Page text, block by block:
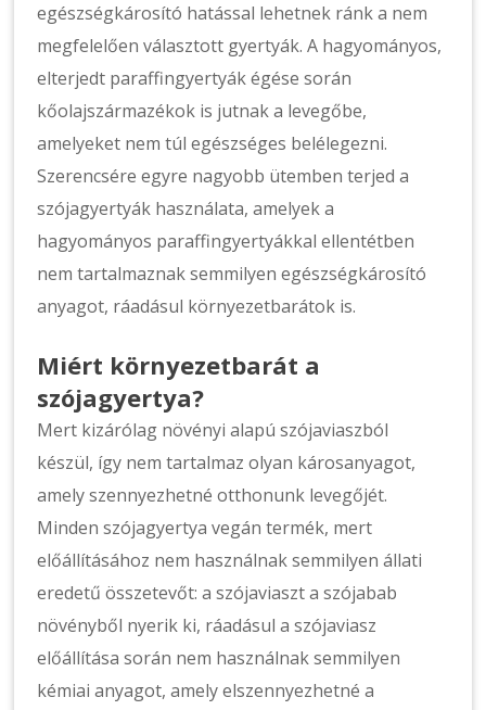
egészségkárosító hatással lehetnek ránk a nem
megfelelően választott gyertyák. A hagyományos,
elterjedt paraffingyertyák égése során
kőolajszármazékok is jutnak a levegőbe,
amelyeket nem túl egészséges belélegezni.
Szerencsére egyre nagyobb ütemben terjed a
szójagyertyák használata, amelyek a
hagyományos paraffingyertyákkal ellentétben
nem tartalmaznak semmilyen egészségkárosító
anyagot, ráadásul környezetbarátok is.
Miért környezetbarát a
szójagyertya?
Mert kizárólag növényi alapú szójaviaszból
készül, így nem tartalmaz olyan károsanyagot,
amely szennyezhetné otthonunk levegőjét.
Minden szójagyertya vegán termék, mert
előállításához nem használnak semmilyen állati
eredetű összetevőt: a szójaviaszt a szójabab
növényből nyerik ki, ráadásul a szójaviasz
előállítása során nem használnak semmilyen
kémiai anyagot, amely elszennyezhetné a